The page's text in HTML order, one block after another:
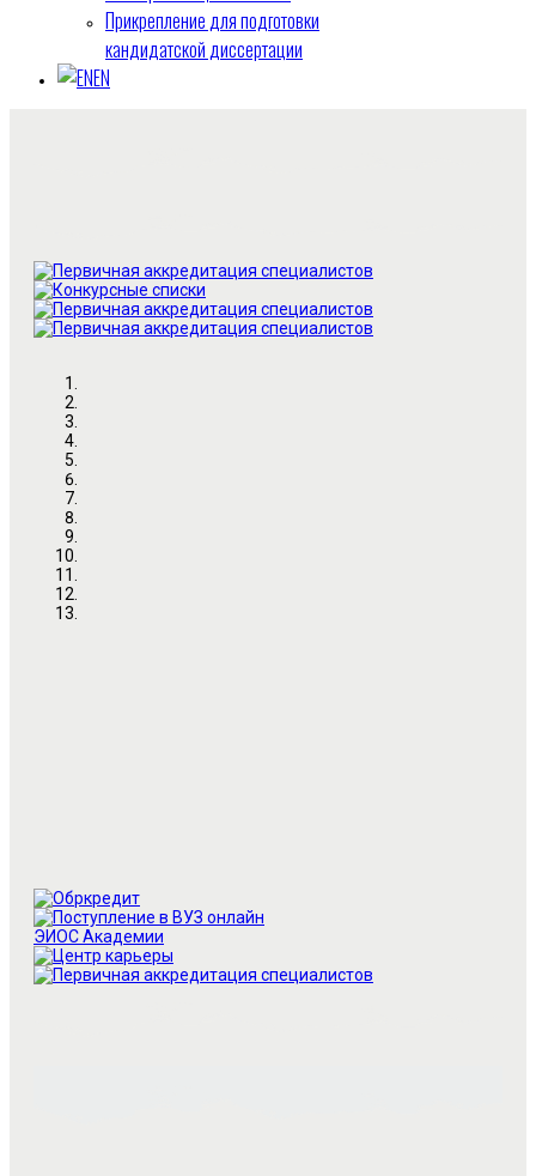
Прикрепление для подготовки
кандидатской диссертации
EN
ЭИОC Академии